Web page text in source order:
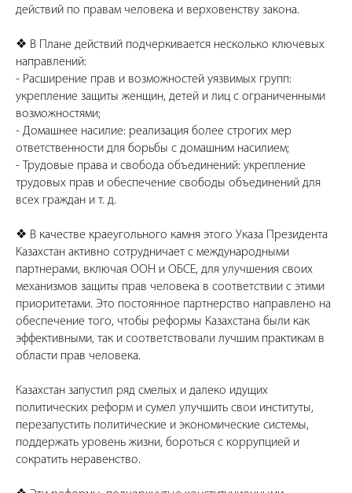
действий по правам человека и верховенству закона.
❖ В Плане действий подчеркивается несколько ключевых
направлений:
- Расширение прав и возможностей уязвимых групп:
укрепление защиты женщин, детей и лиц с ограниченными
возможностями;
- Домашнее насилие: реализация более строгих мер
ответственности для борьбы с домашним насилием;
- Трудовые права и свобода объединений: укрепление
трудовых прав и обеспечение свободы объединений для
всех граждан и т. д.
❖ В качестве краеугольного камня этого Указа Президента
Казахстан активно сотрудничает с международными
партнерами, включая ООН и ОБСЕ, для улучшения своих
механизмов защиты прав человека в соответствии с этими
приоритетами. Это постоянное партнерство направлено на
обеспечение того, чтобы реформы Казахстана были как
эффективными, так и соответствовали лучшим практикам в
области прав человека.
Казахстан запустил ряд смелых и далеко идущих
политических реформ и сумел улучшить свои институты,
перезапустить политические и экономические системы,
поддержать уровень жизни, бороться с коррупцией и
сократить неравенство.